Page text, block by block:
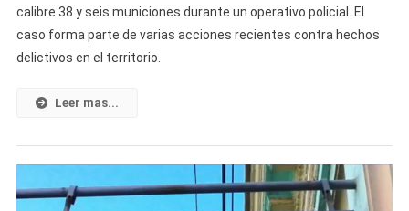
Con
Arma
De
Matanzas
calibre 38 y seis municiones durante un operativo policial. El
caso forma parte de varias acciones recientes contra hechos
delictivos en el territorio.
Leer mas...